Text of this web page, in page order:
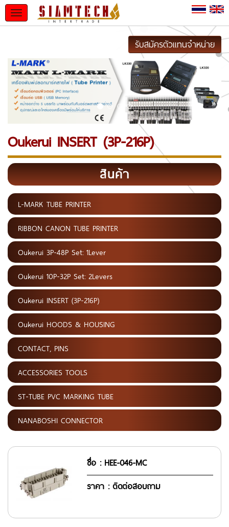
Toggle
รับสมัครตัวแทนจำหน่าย
Oukerui INSERT (3P-216P)
สินค้า
L-MARK TUBE PRINTER
RIBBON CANON TUBE PRINTER
Oukerui 3P-48P Set: 1Lever
Oukerui 10P-32P Set: 2Levers
Oukerui INSERT (3P-216P)
Oukerui HOODS & HOUSING
CONTACT, PINS
ACCESSORIES TOOLS
ST-TUBE PVC MARKING TUBE
NANABOSHI CONNECTOR
ชื่อ : HEE-046-MC
ราคา : ติดต่อสอบถาม